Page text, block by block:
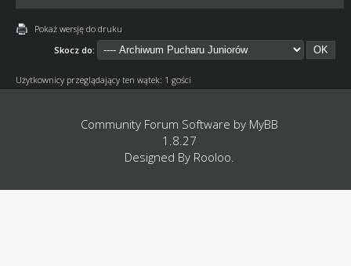
Pokaż wersję do druku
Skocz do:
Użytkownicy przeglądający ten wątek: 1 gości
Community Forum Software by MyBB
1.8.27
Designed By Rooloo